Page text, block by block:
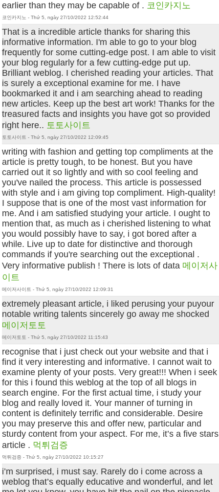
earlier than they may be capable of . 코인카지노
코인카지노 - Thứ 5, ngày 27/10/2022 12:52:44
That is a incredible article thanks for sharing this
informative information. I'm able to go to your blog
frequently for some cutting-edge post. I am able to visit
your blog regularly for a few cutting-edge put up.
Brilliant weblog. I cherished reading your articles. That
is surely a exceptional examine for me. I have
bookmarked it and i am searching ahead to reading
new articles. Keep up the best art work! Thanks for the
treasured facts and insights you have got so provided
right here.. 토토사이트
토토사이트 - Thứ 5, ngày 27/10/2022 12:09:45
writing with fashion and getting top compliments at the
article is pretty tough, to be honest. But you have
carried out it so lightly and with so cool feeling and
you've nailed the process. This article is possessed
with style and i am giving top compliment. High-quality!
I suppose that is one of the most vast information for
me. And i am satisfied studying your article. I ought to
mention that, as much as i cherished listening to what
you would possibly have to say, i got bored after a
while. Live up to date for distinctive and thorough
commands if you're searching out the exceptional .
Very informative publish ! There is lots of data 메이저사
이트
메이저사이트 - Thứ 5, ngày 27/10/2022 12:09:31
extremely pleasant article, i liked perusing your puyour
notable writing talents sincerely go away me shocked
메이저토토
메이저토토 - Thứ 5, ngày 27/10/2022 11:15:43
recognise that i just check out your website and that i
find it very interesting and informative. I cannot wait to
examine plenty of your posts. Very great!!! When i seek
for this i found this weblog at the top of all blogs in
search engine. For the first actual time, i study your
blog and really loved it. Your manner of turning in
content is definitely terrific and considerable. Desire
you may preserve this and offer new, particular and
sturdy content from your aspect. For me, it’s a five stars
article . 먹튀검증
먹튀검증 - Thứ 5, ngày 27/10/2022 10:15:27
i’m surprised, i must say. Rarely do i come across a
weblog that’s equally educative and wonderful, and let